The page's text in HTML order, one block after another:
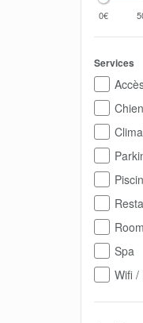
0€
Services
Spa
Wifi /